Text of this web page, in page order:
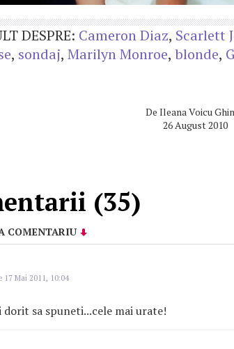
DESPRE: Cameron Diaz, Scarlett
, sondaj, Marilyn Monroe, blonde,
De Ileana Voicu
26 August 2010
(35)
COMENTARIU
17 Mai 2011, 10:04
sa spuneti...cele mai urate!